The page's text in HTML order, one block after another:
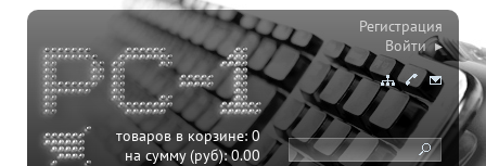
товаров в корзине:0
на сумму (руб):0.00
Регистрация
Войти ▸